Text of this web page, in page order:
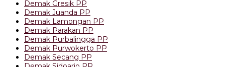
Demak Gresik PP
Demak Juanda PP
Demak Lamongan PP
Demak Parakan PP
Demak Purbalingga PP
Demak Purwokerto PP
Demak Secang PP